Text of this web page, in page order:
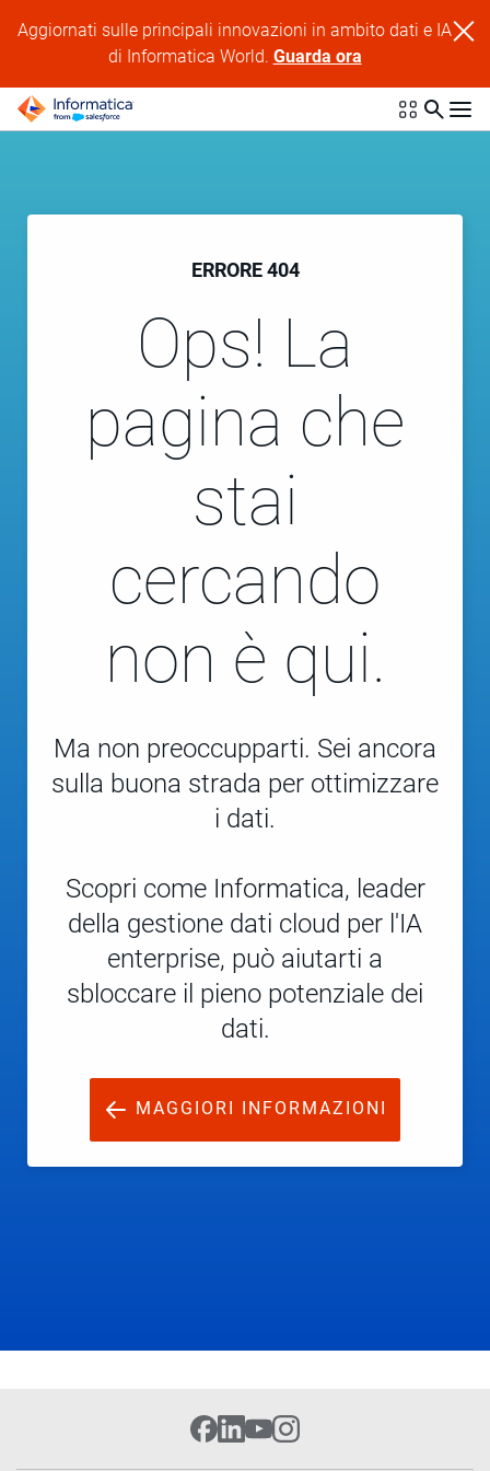
Aggiornati sulle principali innovazioni in ambito dati e IA
di Informatica World. Guarda ora
ERRORE 404
Ops! La
pagina che
stai
cercando
non è qui.
Ma non preoccupparti. Sei ancora
sulla buona strada per ottimizzare
i dati.
Scopri come Informatica, leader
della gestione dati cloud per l'IA
enterprise, può aiutarti a
sbloccare il pieno potenziale dei
dati.
MAGGIORI INFORMAZIONI